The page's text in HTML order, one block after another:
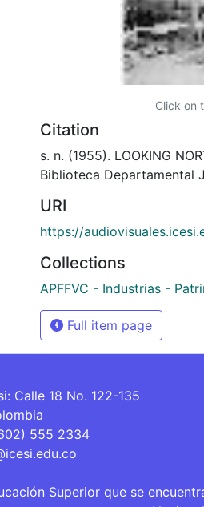
Click on
Citation
s. n. (1955). LOOKING
Biblioteca Departamental
URI
https://
Collections
APFFVC - Industrias -
Full item page
Calle 18 No. 122-135
555 2334
Superior que se